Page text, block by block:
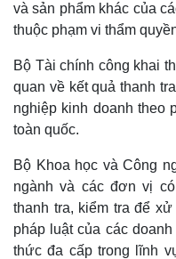
và sản phẩm khác của
thuộc phạm vi thẩm
Bộ Tài chính công khai
quan về kết quả thanh
nghiệp kinh doanh theo
toàn quốc.
Bộ Khoa học và Công
ngành và các đơn vị
thanh tra, kiểm tra để
pháp luật của các
thức đa cấp trong lĩnh